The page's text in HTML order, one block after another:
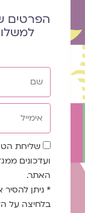
הפרטים
שדה
הסכמה
שליחת
ועדכונים
האתר.
* ניתן
בלחיצה על